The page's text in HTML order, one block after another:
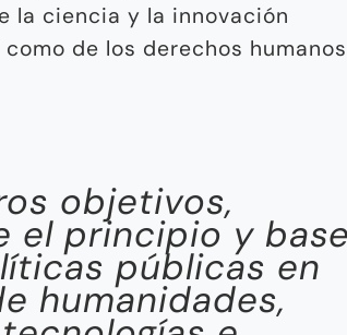
la ciencia y la innovación
de los derechos humanos
objetivos,
el principio y
públicas en
humanidades,